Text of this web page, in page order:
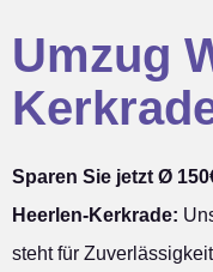
Umzug
Sparen Sie jetzt Ø
Heerlen-Kerkrade:
steht für